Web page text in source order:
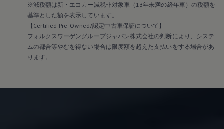
※減税額は新・エコカー減税非対象車（13年未満の経年車）の税額を
基準とした額を表示しています。
【Certified Pre-Owned/認定中古車保証について】
フォルクスワーゲングループジャパン株式会社の判断により、システ
ムの都合等やむを得ない場合は限度額を超えた支払いをする場合があ
ります。